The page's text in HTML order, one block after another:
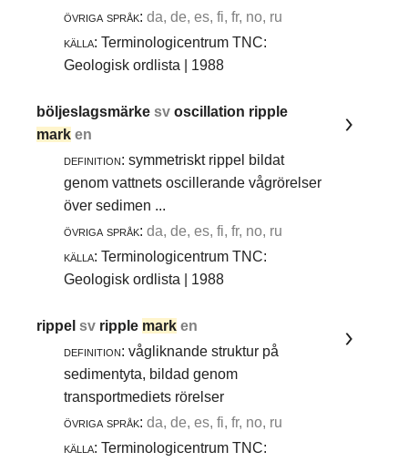
övriga språk: da, de, es, fi, fr, no, ru
källa: Terminologicentrum TNC:
Geologisk ordlista | 1988
böljeslagsmärkesvoscillation ripple
mark en
definition: symmetriskt rippel bildat
genom vattnets oscillerande vågrörelser
över sedimen ...
övriga språk: da, de, es, fi, fr, no, ru
källa: Terminologicentrum TNC:
Geologisk ordlista | 1988
rippelsv ripple mark en
definition: vågliknande struktur på
sedimentyta, bildad genom
transportmediets rörelser
övriga språk: da, de, es, fi, fr, no, ru
källa: Terminologicentrum TNC: